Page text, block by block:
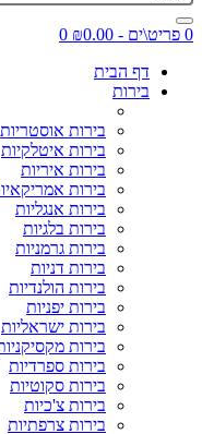
0 פריט\ים - ₪0.00
0
דף הבית
בירות
בירות אוסטריות
בירות איטלקיות
בירות איריות
בירות
בירות אנגליות
בירות בלגיות
בירות גרמניות
בירות דניות
בירות הולנדיות
בירות יפניות
בירות ישראליות
בירות
בירות ספרדיות
בירות סקוטיות
בירות צ'כיות
בירות צרפתיות